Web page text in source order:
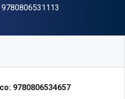
9780806531113
9780806534657